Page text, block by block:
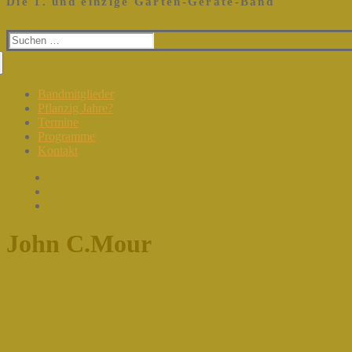
Suchen
nach:
Bandmitglieder
Pflanzig Jahre?
Termine
Programme
Kontakt
John C.Mour